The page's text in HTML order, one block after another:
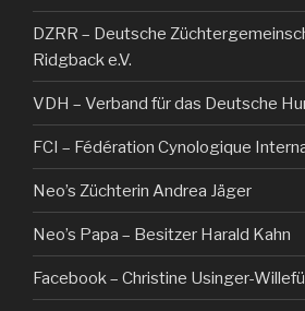
DZRR – Deutsche
Ridgback e.V.
VDH – Verband für das Deutsche
FCI – Fédération Cynologique
Neo’s Züchterin Andrea Jäger
Neo’s Papa – Besitzer Harald Kahn
Facebook – Christine Usinger-